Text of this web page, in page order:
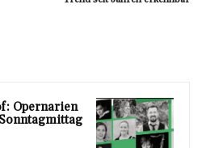
Opernarien